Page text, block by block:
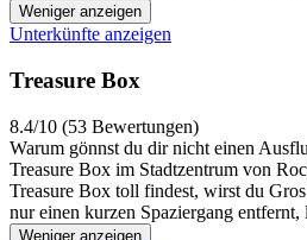
Weniger anzeigen
Unterkünfte anzeigen
Treasure Box
8.4/10 (53 Bewertungen)
Warum gönnst du dir nicht einen
Treasure Box im Stadtzentrum von
Treasure Box toll findest, wirst du
nur einen kurzen Spaziergang entfernt,
Weniger anzeigen